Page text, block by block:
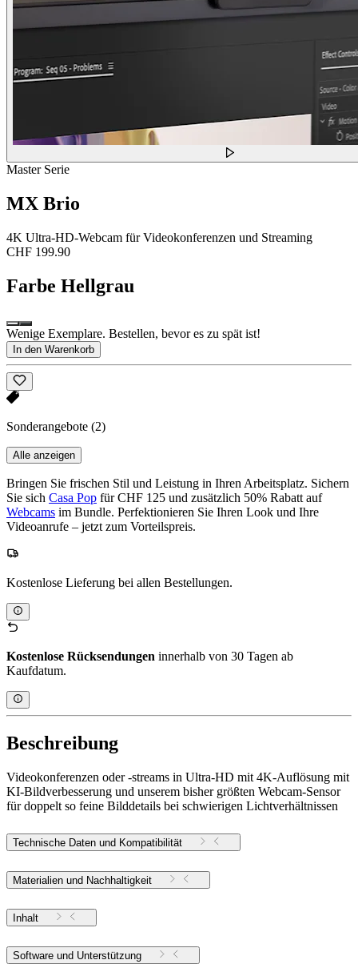
Master Serie
MX Brio
4K Ultra-HD-Webcam für Videokonferenzen und Streaming
CHF 199.90
Farbe Hellgrau
Wenige Exemplare. Bestellen, bevor es zu spät ist!
In den Warenkorb
Sonderangebote (2)
Alle anzeigen
Bringen Sie frischen Stil und Leistung in Ihren Arbeitsplatz. Sichern
Sie sich Casa Pop für CHF 125 und zusätzlich 50% Rabatt auf
Webcams im Bundle. Perfektionieren Sie Ihren Look und Ihre
Videoanrufe – jetzt zum Vorteilspreis.
Kostenlose Lieferung bei allen Bestellungen.
Kostenlose Rücksendungen innerhalb von 30 Tagen ab
Kaufdatum.
Beschreibung
Videokonferenzen oder -streams in Ultra-HD mit 4K-Auflösung mit
KI-Bildverbesserung und unserem bisher größten Webcam-Sensor
für doppelt so feine Bilddetails bei schwierigen Lichtverhältnissen
Technische Daten und Kompatibilität
Materialien und Nachhaltigkeit
Inhalt
Software und Unterstützung